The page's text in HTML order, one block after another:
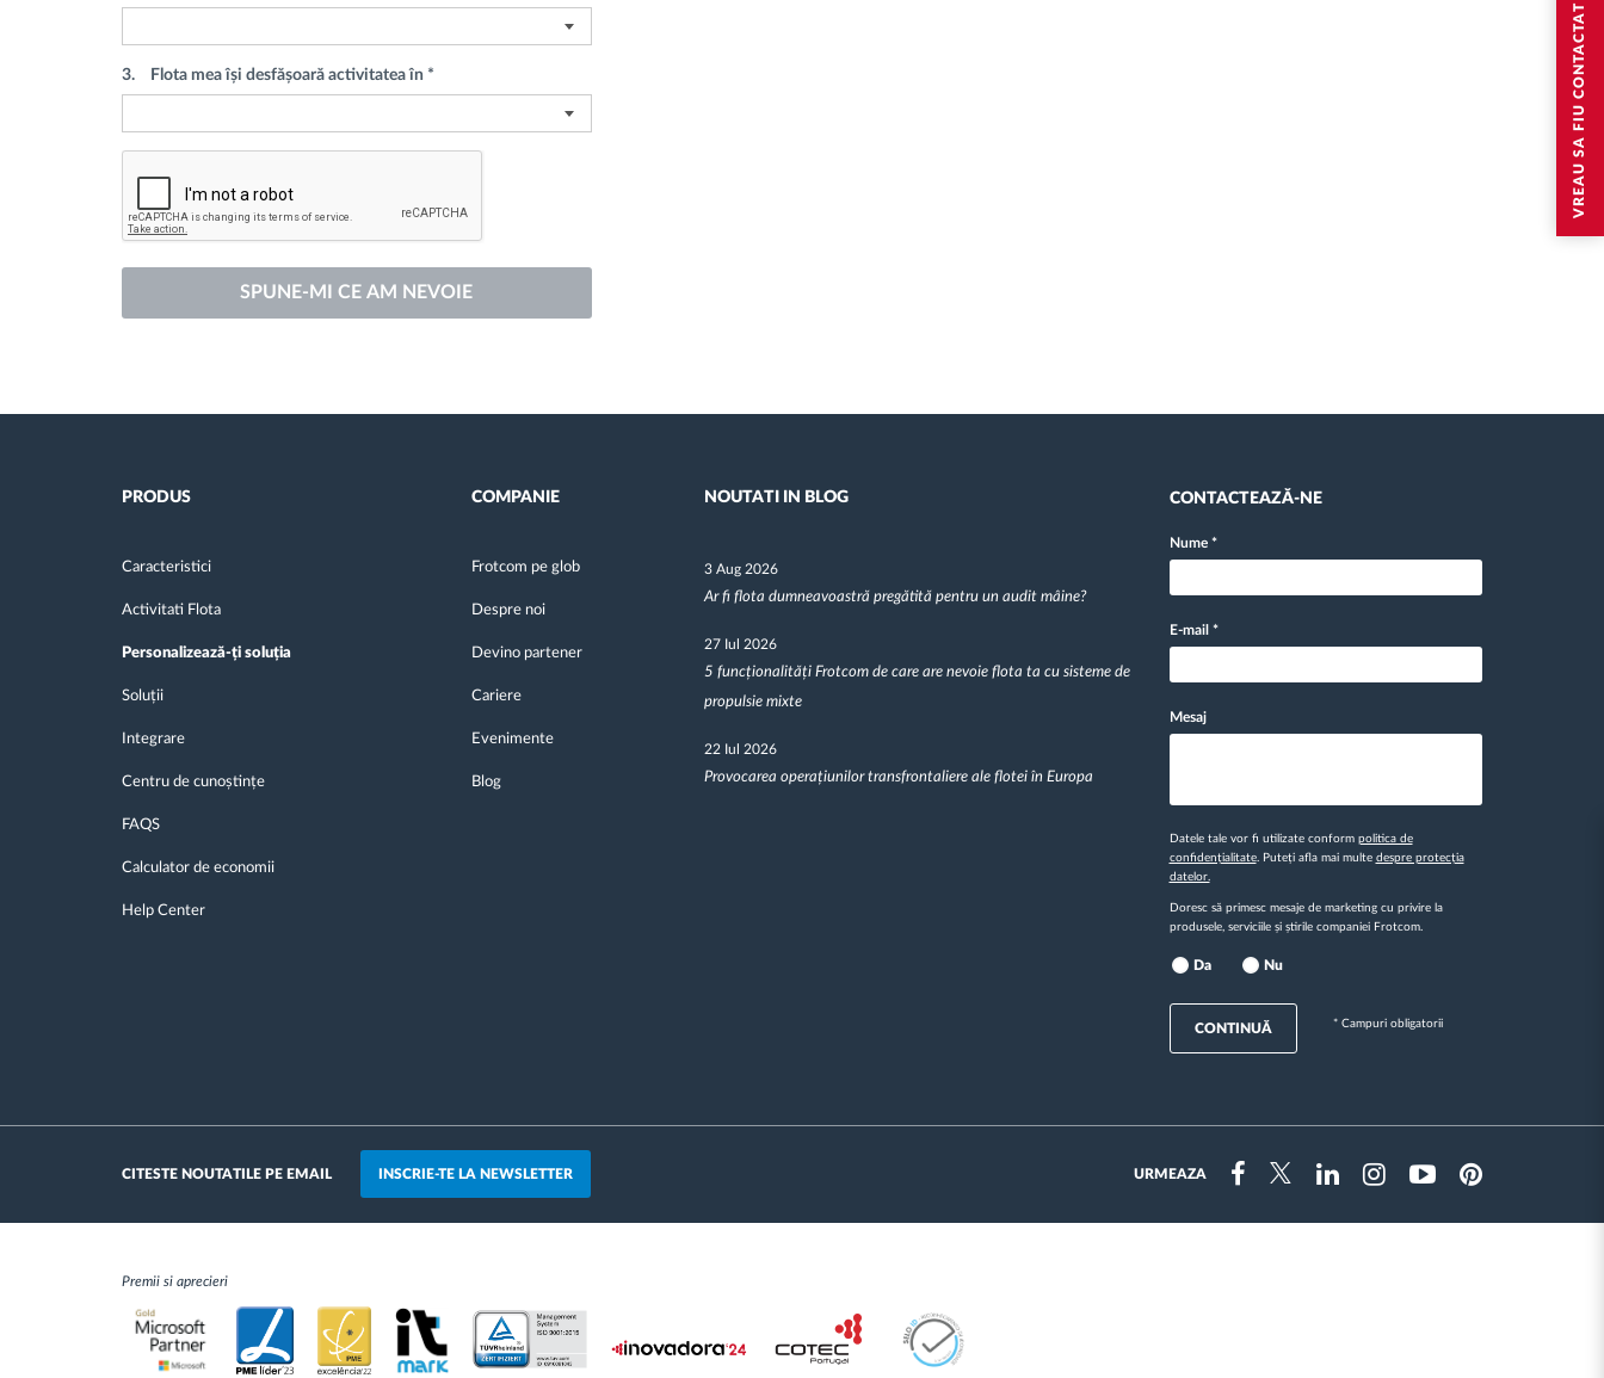
VREAU SA FIU CONTACTAT
3. Flota mea își desfășoară activitatea în *
SPUNE-MI CE AM NEVOIE
PRODUS
Caracteristici
Activitati Flota
Personalizează-ți soluția
Soluții
Integrare
Centru de cunoștințe
FAQS
Calculator de economii
Help Center
COMPANIE
Frotcom pe glob
Despre noi
Devino partener
Cariere
Evenimente
Blog
NOUTATI IN BLOG
3 Aug 2026
Ar fi flota dumneavoastră pregătită pentru un audit mâine?
27 Iul 2026
5 funcționalități Frotcom de care are nevoie flota ta cu sisteme de
propulsie mixte
22 Iul 2026
Provocarea operațiunilor transfrontaliere ale flotei în Europa
CONTACTEAZĂ-NE
Nume *
E-mail *
Mesaj
Datele tale vor fi utilizate conform politica de
confidențialitate. Puteți afla mai multe despre protecția
datelor.
Doresc să primesc mesaje de marketing cu privire la
produsele, serviciile și știrile companiei Frotcom.
Da Nu
CONTINUĂ * Campuri obligatorii
CITESTE NOUTATILE PE EMAIL INSCRIE-TE LA NEWSLETTER URMEAZA
FacebookTwitterLinkedinInstragramYoutubePinterest
Premii si aprecieri